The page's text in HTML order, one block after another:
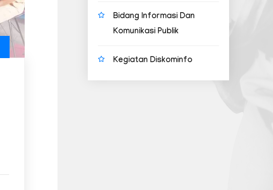
Bidang Informasi Dan
Komunikasi Publik
Kegiatan Diskominfo